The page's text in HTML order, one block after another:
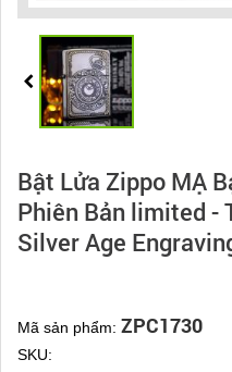
Bật Lửa Zippo MẠ
Phiên Bản limited -
Silver Age
Mã sản phẩm: ZPC1730
SKU: